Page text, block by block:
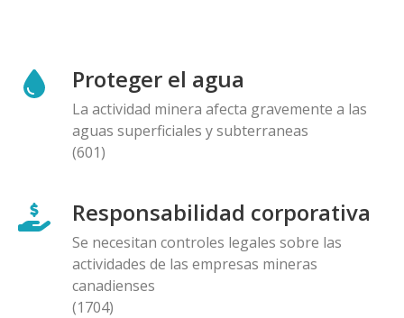
Proteger el agua
La actividad minera afecta gravemente a las
aguas superficiales y subterraneas
(601)
Responsabilidad corporativa
Se necesitan controles legales sobre las
actividades de las empresas mineras
canadienses
(1704)